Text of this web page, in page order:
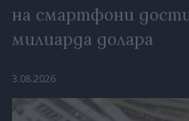
на смартфони
милиарда долара
3.08.2026